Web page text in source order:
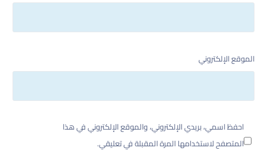
الموقع الإلكتروني
احفظ اسمي، بريدي الإلكتروني، والموقع الإلكتروني في هذا
المتصفح لاستخدامها المرة المقبلة في تعليقي.